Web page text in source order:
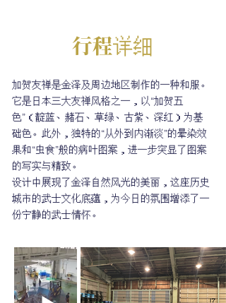
行程详细
加贺友禅是金泽及周边地区制作的一种和服。
它是日本三大友禅风格之一，以“加贺五
色”（靛蓝、赭石、草绿、古紫、深红）为基
础色。此外，独特的“从外到内渐淡”的晕染效
果和“虫食”般的病叶图案，进一步突显了图案
的写实与精致。
设计中展现了金泽自然风光的美丽，这座历史
城市的武士文化底蕴，为今日的氛围增添了一
份宁静的武士情怀。